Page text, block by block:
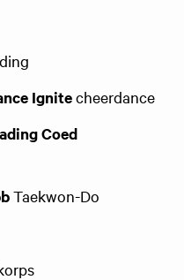
Ignitecheerdance
Coed
Taekwon-Do